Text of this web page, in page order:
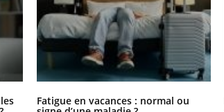
Fatigue en vacances : normal ou